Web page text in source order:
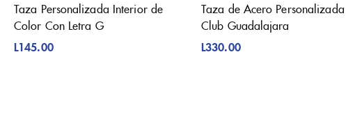
Taza Personalizada Interior de
Color Con Letra G
L145.00
Taza de Acero Personalizada
Club Guadalajara
L330.00